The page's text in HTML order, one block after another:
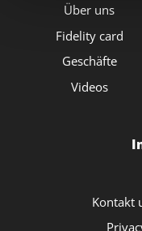
Über uns
Fidelity card
Geschäfte
Videos
Kontakt